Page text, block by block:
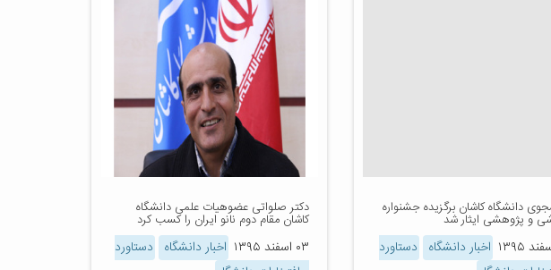
دانشگاه کاشان برگزیده جشنواره
و پژوهشی ایثار شد
اخبار دانشگاه دستاورد
دکتر صلواتی عضوهیات علمی دانشگاه
کاشان مقام دوم نانو ایران را کسب کرد
۰۳ اسفند ۱۳۹۵ اخبار دانشگاه دستاورد